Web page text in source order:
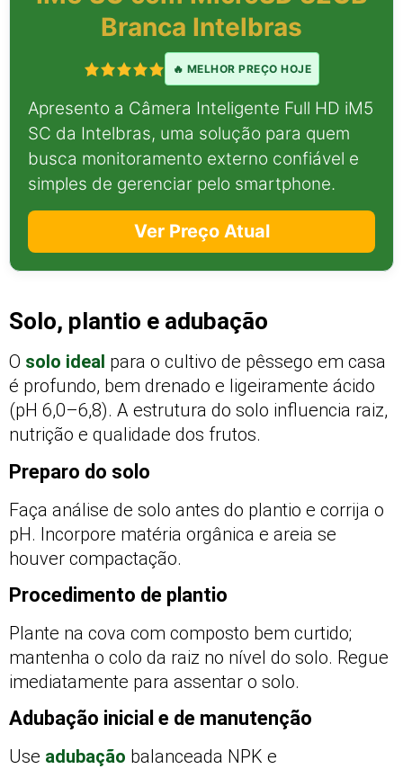
Branca Intelbras
🔥 MELHOR PREÇO HOJE
Apresento a Câmera Inteligente Full HD iM5
SC da Intelbras, uma solução para quem
busca monitoramento externo confiável e
simples de gerenciar pelo smartphone.
Ver Preço Atual
Solo, plantio e adubação
O solo ideal para o cultivo de pêssego em casa
é profundo, bem drenado e ligeiramente ácido
(pH 6,0–6,8). A estrutura do solo influencia raiz,
nutrição e qualidade dos frutos.
Preparo do solo
Faça análise de solo antes do plantio e corrija o
pH. Incorpore matéria orgânica e areia se
houver compactação.
Procedimento de plantio
Plante na cova com composto bem curtido;
mantenha o colo da raiz no nível do solo. Regue
imediatamente para assentar o solo.
Adubação inicial e de manutenção
Use adubação balanceada NPK e